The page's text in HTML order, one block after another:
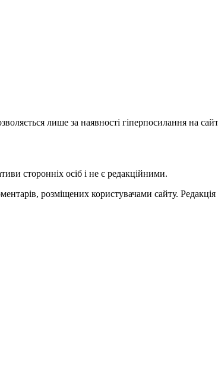
лише за наявності гіперпосилання на сайт
сторонніх осіб і не є редакційними.
розміщених користувачами сайту.